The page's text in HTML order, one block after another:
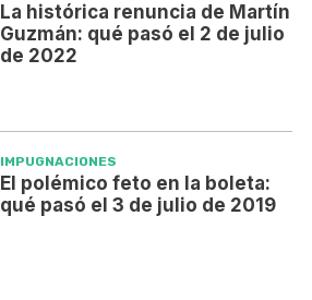
La histórica renuncia de Martín
Guzmán: qué pasó el 2 de julio
de 2022
IMPUGNACIONES
El polémico feto en la boleta:
qué pasó el 3 de julio de 2019